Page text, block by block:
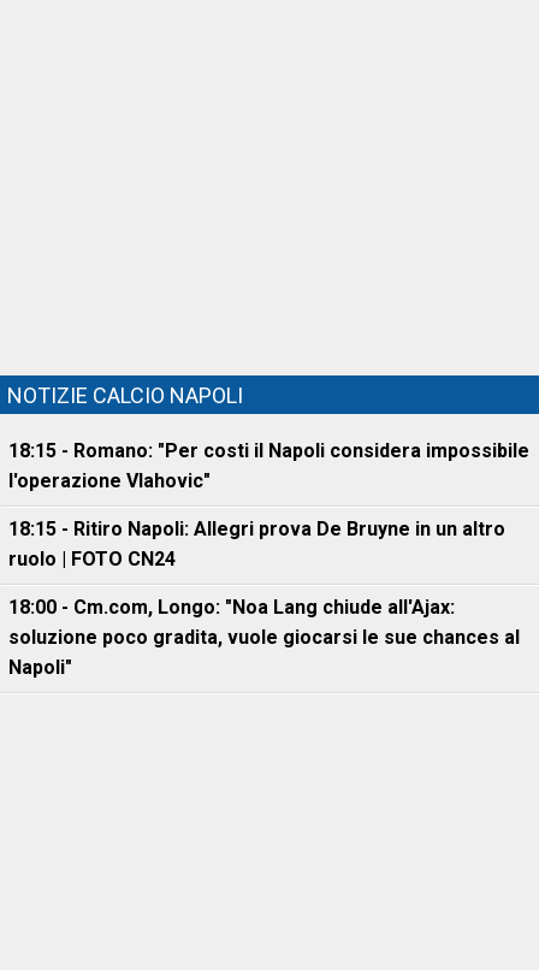
NOTIZIE CALCIO NAPOLI
18:15 - Romano: "Per costi il Napoli considera impossibile
l'operazione Vlahovic"
18:15 - Ritiro Napoli: Allegri prova De Bruyne in un altro
ruolo | FOTO CN24
18:00 - Cm.com, Longo: "Noa Lang chiude all'Ajax:
soluzione poco gradita, vuole giocarsi le sue chances al
Napoli"